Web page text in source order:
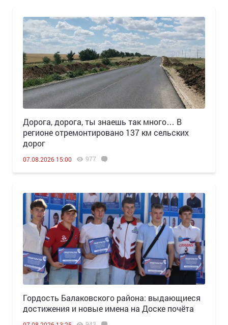
Дорога, дорога, ты знаешь так много… В
регионе отремонтировано 137 км сельских
дорог
07.08.2026 15:00 977
Гордость Балаковского района: выдающиеся
достижения и новые имена на Доске почёта